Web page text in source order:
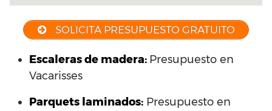
SOLICITA PRESUPUESTO GRATUITO
Escaleras de madera: Presupuesto en
Vacarisses
Parquets laminados: Presupuesto en